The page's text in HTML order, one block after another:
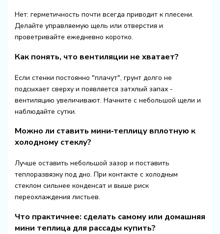
Нет: герметичность почти всегда приводит к плесени.
Делайте управляемую щель или отверстия и
проветривайте ежедневно коротко.
Как понять, что вентиляции не хватает?
Если стенки постоянно "плачут", грунт долго не
подсыхает сверху и появляется затхлый запах -
вентиляцию увеличивают. Начните с небольшой щели и
наблюдайте сутки.
Можно ли ставить мини‑теплицу вплотную к
холодному стеклу?
Лучше оставить небольшой зазор и поставить
теплоразвязку под дно. При контакте с холодным
стеклом сильнее конденсат и выше риск
переохлаждения листьев.
Что практичнее: сделать самому или домашняя
мини теплица для рассады купить?